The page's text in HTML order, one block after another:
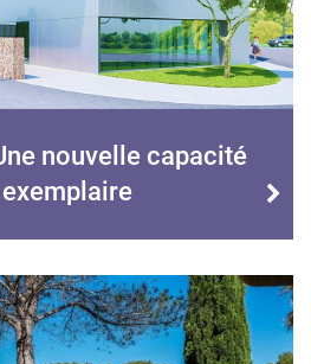
nouvelle capacité